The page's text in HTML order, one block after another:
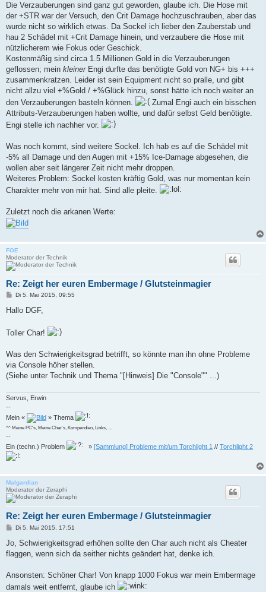
Die Verzauberungen sind ganz gut geworden, glaube ich. Die Hose mit
der +STR war der Versuch, den Crit Damage hochzuschrauben, aber das
wurde nicht so wirklich etwas. Da Sockel ich lieber den Zauberstab und
hau 2 Schädel mit +Crit Damage hinein, und verzaubere die Hose mit
nützlicherem wie Fokus oder Geschick.
Kostenmäßig sind circa 1.5 Millionen Gold in die Verzauberungen
geflossen; mein kleinerEngi durfte das benötigte Gold von NG+ bis +++
zusammenkratzen. Leider ist sein Equipment nicht so pralle, und gibt
nicht allzu viel +%Gold / +%Glück hinzu, sonst hätte ich noch weiter an
den Verzauberungen basteln können.
Zumal Engi auch ein bisschen
Attributs-Verzauberungen haben wollte, und dafür selbst Geld benötigte.
Engi stelle ich nachher vor.
Was noch kommt, sind weitere Sockel. Ich hab es auf die Schädel mit
-5% all Damage und den Augen mit +15% Ice-Damage abgesehen, die
wollen aber seit längerer Zeit nicht mehr droppen.
Weiteres Problem: Sockel kosten kräftig Gold, was nur momentan kein
Charakter mehr von mir hat. Sind alle pleite.
Zuletzt noch die arkanen Werte:
FOE
Moderator der Technik
Re: Zeigt her euren Embermage / Glutsteinmagier
B
i
a
g
Di 5. Mai 2015, 09:55
Hallo DGF,
Toller Char!
Was den Schwierigkeitsgrad betrifft, so könnte man ihn ohne Probleme
via Console höher stellen.
(Siehe unter Technik und Thema "[Hinweis] Die "Console"" ...)
Servus, Erwin
--
Mein «
» Thema
^^ Meine PC's, Meine Char's, Kompendien, Links, ...
--
Ein (techn.) Problem
» [Sammlung] Probleme mit/um Torchlight 1 // Torchlight 2
Malgardian
Moderator der Zeraphi
Re: Zeigt her euren Embermage / Glutsteinmagier
B
i
r
Di 5. Mai 2015, 17:51
Jo, Schwierigkeitsgrad erhöhen sollte den Char auch nicht als Cheater
flaggen, wenn sich da seither nichts geändert hat, denke ich.
Ansonsten: Schöner Char! Von knapp 1000 Fokus war mein Embermage
damals weit entfernt, glaube ich